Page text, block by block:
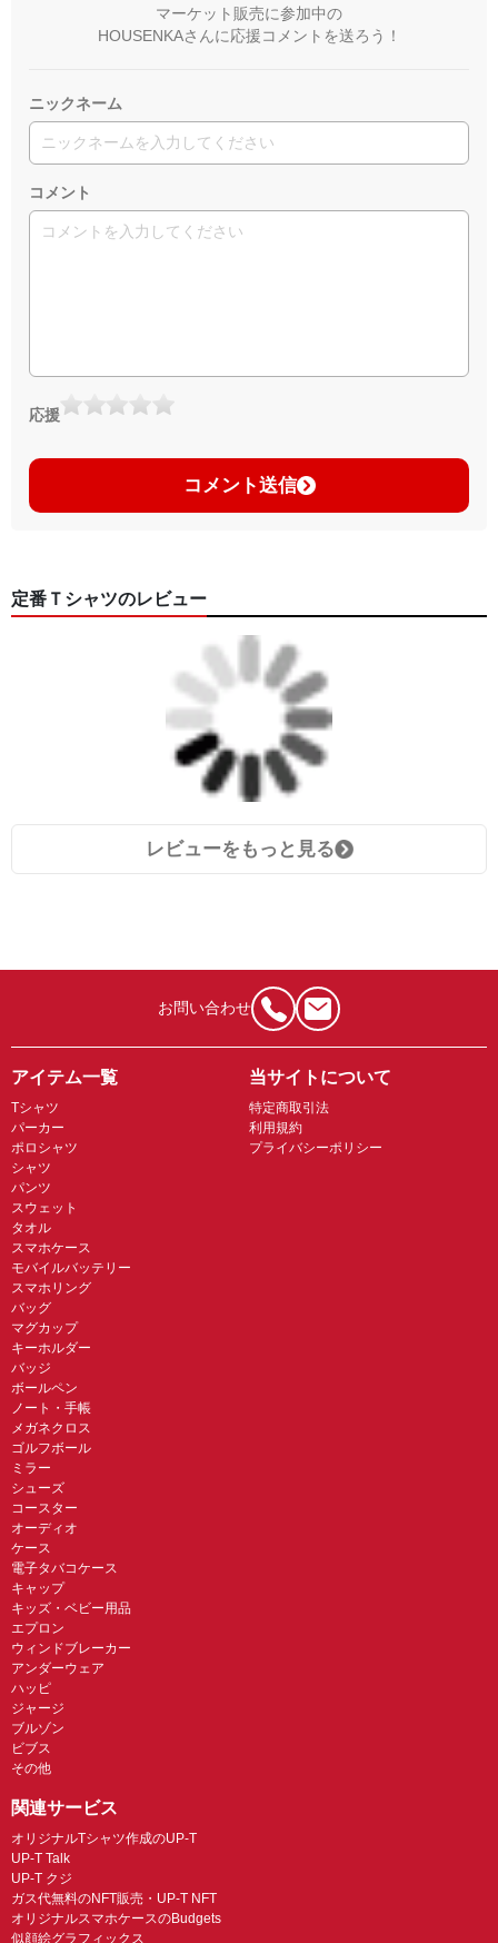
マーケット販売に参加中の
HOUSENKAさんに応援コメントを送ろう！
ニックネーム
コメント
応援
コメント送信
定番Ｔシャツのレビュー
レビューをもっと見る
お問い合わせ
アイテム一覧
Tシャツ
パーカー
ポロシャツ
シャツ
パンツ
スウェット
タオル
スマホケース
モバイルバッテリー
スマホリング
バッグ
マグカップ
キーホルダー
バッジ
ボールペン
ノート・手帳
メガネクロス
ゴルフボール
ミラー
シューズ
コースター
オーディオ
ケース
電子タバコケース
キャップ
キッズ・ベビー用品
エプロン
ウィンドブレーカー
アンダーウェア
ハッピ
ジャージ
ブルゾン
ビブス
その他
当サイトについて
特定商取引法
利用規約
プライバシーポリシー
関連サービス
オリジナルTシャツ作成のUP-T
UP-T Talk
UP-T クジ
ガス代無料のNFT販売・UP-T NFT
オリジナルスマホケースのBudgets
似顔絵グラフィックス